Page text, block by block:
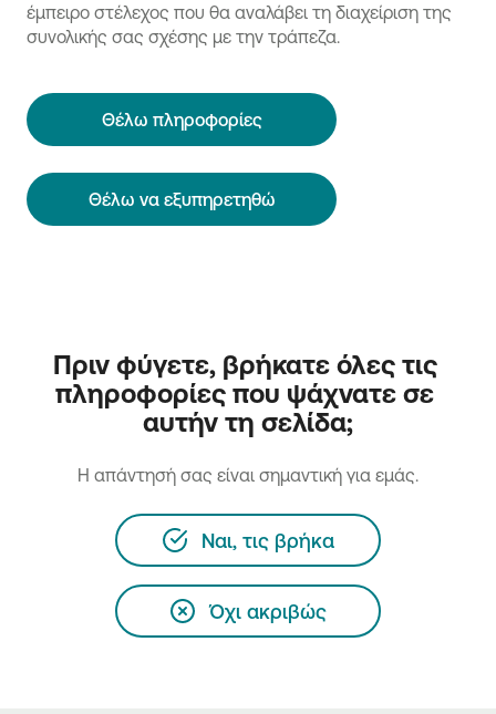
έμπειρο στέλεχος που θα αναλάβει τη διαχείριση της
συνολικής σας σχέσης με την τράπεζα.
Θέλω πληροφορίες
Θέλω να εξυπηρετηθώ
Πριν φύγετε, βρήκατε όλες τις
πληροφορίες που ψάχνατε σε
αυτήν τη σελίδα;
H απάντησή σας είναι σημαντική για εμάς.
Ναι, τις βρήκα
Όχι ακριβώς